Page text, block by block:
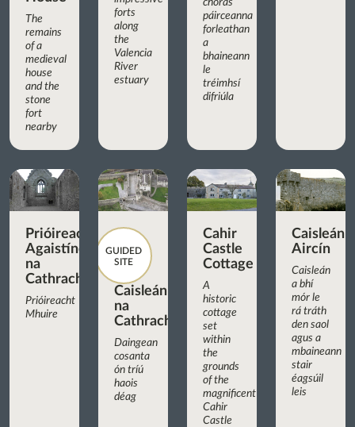
The
remains
of a
medieval
house
and the
stone
fort
nearby
forts
along
the
Valencia
River
estuary
chóras
páirceanna
forleathan
a
bhaineann
le
tréimhsí
difriúla
Prióireacht
Agaistíneach
na
Cathrach
Prióireacht
Mhuire
GUIDED
SITE
Caisleán
na
Cathrach
Daingean
cosanta
ón tríú
haois
déag
Cahir
Castle
Cottage
A
historic
cottage
set
within
the
grounds
of the
magnificent
Cahir
Castle
Caisleán
Aircín
Caisleán
a bhí
mór le
rá tráth
den saol
agus a
mbaineann
stair
éagsúil
leis